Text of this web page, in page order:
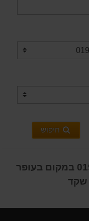
חיפוש
019 טעינה רכישה ניוד קו ל 019 במקום בעופר
שקד